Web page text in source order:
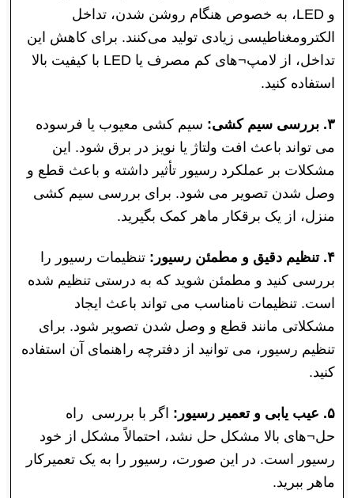
و LED، به خصوص هنگام روشن شدن، تداخل
الکترومغناطیسی زیادی تولید می‌کنند. برای کاهش این
تداخل، از لامپ¬های کم مصرف یا LED با کیفیت بالا
استفاده کنید.
۳. بررسی سیم کشی:
سیم کشی معیوب یا فرسوده
می تواند باعث افت ولتاژ یا نویز در برق شود. این
مشکلات بر عملکرد رسیور تأثیر داشته و باعث قطع و
وصل شدن تصویر می شود. برای بررسی سیم کشی
منزل، از یک برقکار ماهر کمک بگیرید.
۴. تنظیم دقیق و مطمئن رسیور:
تنظیمات رسیور را
بررسی کنید و مطمئن شوید که به درستی تنظیم شده
است. تنظیمات نامناسب می تواند باعث ایجاد
مشکلاتی مانند قطع و وصل شدن تصویر شود. برای
تنظیم رسیور، می توانید از دفترچه راهنمای آن استفاده
کنید.
۵. عیب یابی و تعمیر رسیور:
اگر با بررسی راه
حل¬های بالا مشکل حل نشد، احتمالاً مشکل از خود
رسیور است. در این صورت، رسیور را به یک تعمیرکار
ماهر ببرید.